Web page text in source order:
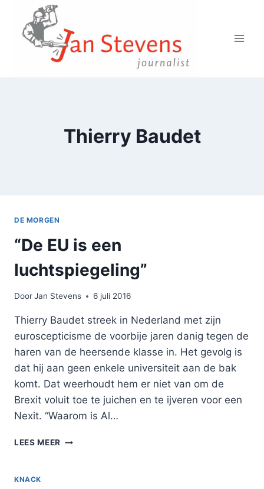
Doorgaan
inhoud
Thierry Baudet
DE MORGEN
“De EU is een
luchtspiegeling”
DoorJan Stevens 6 juli 2016
Thierry Baudet streek in Nederland met zijn
euroscepticisme de voorbije jaren danig tegen de
haren van de heersende klasse in. Het gevolg is
dat hij aan geen enkele universiteit aan de bak
komt. Dat weerhoudt hem er niet van om de
Brexit voluit toe te juichen en te ijveren voor een
Nexit. “Waarom is Al…
LEES MEER “DE
KNACK